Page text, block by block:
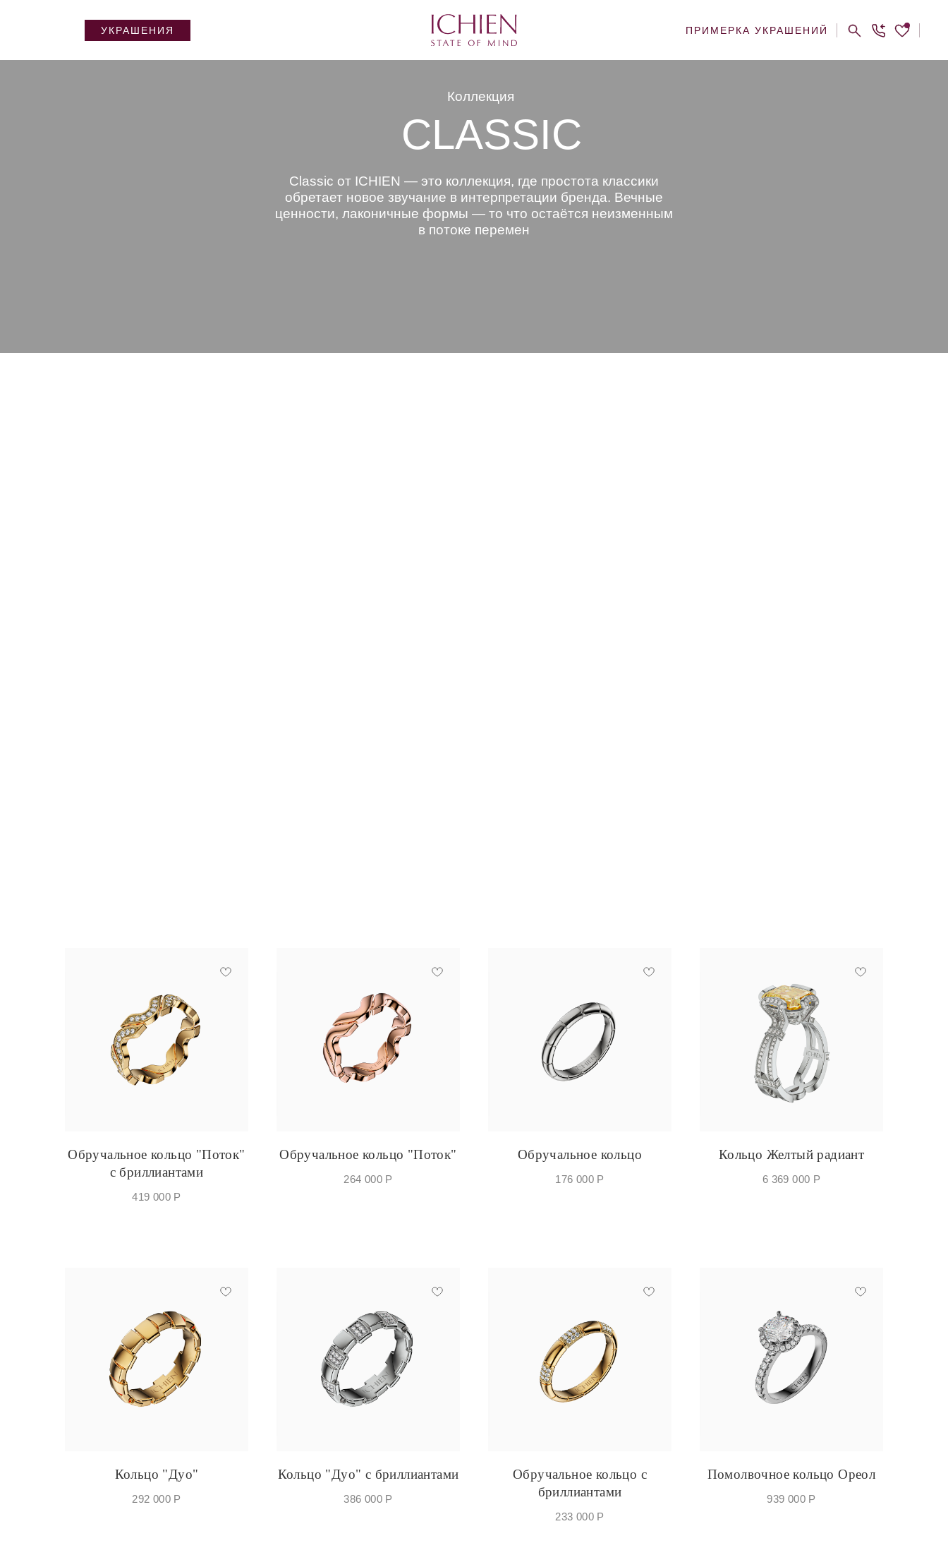
УКРАШЕНИЯ ПРИМЕРКА УКРАШЕНИЙ
Коллекция
CLASSIC
Classic от ICHIEN — это коллекция, где простота классики
обретает новое звучание в интерпретации бренда. Вечные
ценности, лаконичные формы — то что остаётся неизменным
в потоке перемен
Обручальное кольцо "Поток"
с бриллиантами
419 000 Р
Обручальное кольцо "Поток"
264 000 Р
Обручальное кольцо
176 000 Р
Кольцо Желтый радиант
6 369 000 Р
Кольцо "Дуо"
292 000 Р
Кольцо "Дуо" с бриллиантами
386 000 Р
Обручальное кольцо с
бриллиантами
233 000 Р
Помолвочное кольцо Ореол
939 000 Р